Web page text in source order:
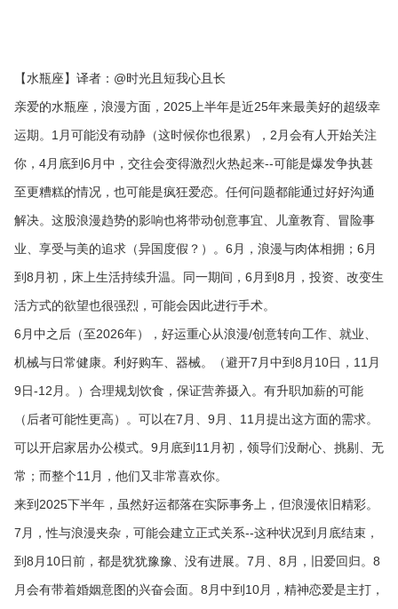
【水瓶座】译者：@时光且短我心且长
亲爱的水瓶座，浪漫方面，2025上半年是近25年来最美好的超级幸
运期。1月可能没有动静（这时候你也很累），2月会有人开始关注
你，4月底到6月中，交往会变得激烈火热起来--可能是爆发争执甚
至更糟糕的情况，也可能是疯狂爱恋。任何问题都能通过好好沟通
解决。这股浪漫趋势的影响也将带动创意事宜、儿童教育、冒险事
业、享受与美的追求（异国度假？）。6月，浪漫与肉体相拥；6月
到8月初，床上生活持续升温。同一期间，6月到8月，投资、改变生
活方式的欲望也很强烈，可能会因此进行手术。
6月中之后（至2026年），好运重心从浪漫/创意转向工作、就业、
机械与日常健康。利好购车、器械。（避开7月中到8月10日，11月
9日-12月。）合理规划饮食，保证营养摄入。有升职加薪的可能
（后者可能性更高）。可以在7月、9月、11月提出这方面的需求。
可以开启家居办公模式。9月底到11月初，领导们没耐心、挑剔、无
常；而整个11月，他们又非常喜欢你。
来到2025下半年，虽然好运都落在实际事务上，但浪漫依旧精彩。
7月，性与浪漫夹杂，可能会建立正式关系--这种状况到月底结束，
到8月10日前，都是犹犹豫豫、没有进展。7月、8月，旧爱回归。8
月会有带着婚姻意图的兴奋会面。8月中到10月，精神恋爱是主打，